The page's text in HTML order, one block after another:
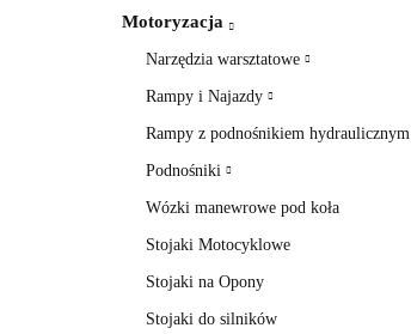
Motoryzacja
Narzędzia warsztatowe
Rampy i Najazdy
Rampy z podnośnikiem hydraulicznym
Podnośniki
Wózki manewrowe pod koła
Stojaki Motocyklowe
Stojaki na Opony
Stojaki do silników